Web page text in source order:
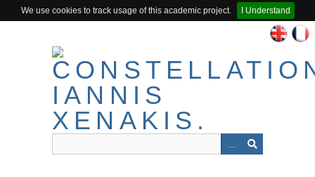
We use cookies to track usage of this academic project.
I Understand